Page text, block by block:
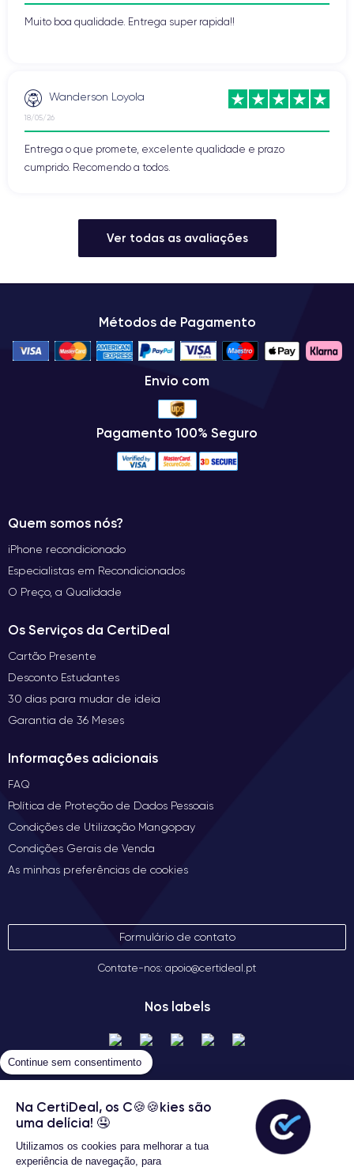
Muito boa qualidade. Entrega super rapida!!
Wanderson Loyola
18/05/26
Entrega o que promete, excelente qualidade e prazo
cumprido. Recomendo a todos.
Ver todas as avaliações
Métodos de Pagamento
Envio com
Pagamento 100% Seguro
Quem somos nós?
iPhone recondicionado
Especialistas em Recondicionados
O Preço, a Qualidade
Os Serviços da CertiDeal
Cartão Presente
Desconto Estudantes
30 dias para mudar de ideia
Garantia de 36 Meses
Informações adicionais
FAQ
Política de Proteção de Dados Pessoais
Condições de Utilização Mangopay
Condições Gerais de Venda
As minhas preferências de cookies
Formulário de contato
Contate-nos: apoio@certideal.pt
Nos labels
Termos gerais de venda
Continue sem consentimento
Na CertiDeal, os C🍪🍪kies são
uma delícia! 🤤
Utilizamos os cookies para melhorar a tua
experiência de navegação, para